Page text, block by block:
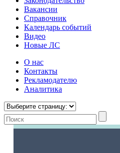
Вакансии
Справочник
Календарь событий
Видео
Новые ЛС
О нас
Контакты
Рекламодателю
Аналитика